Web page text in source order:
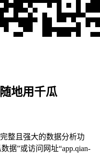
地用千瓜
整且强大的数据分析功
据”或访问网址“app.qian-